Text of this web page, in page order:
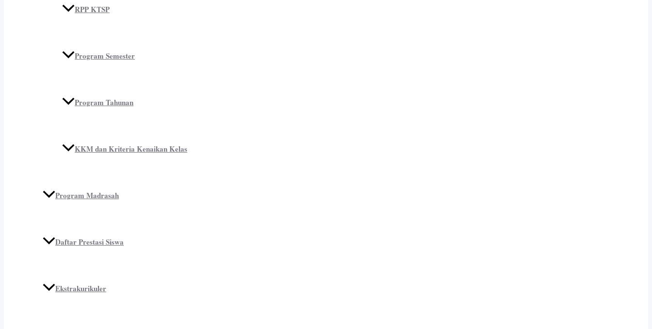
RPP KTSP
Program Semester
Program Tahunan
KKM dan Kriteria Kenaikan Kelas
Program Madrasah
Daftar Prestasi Siswa
Ekstrakurikuler